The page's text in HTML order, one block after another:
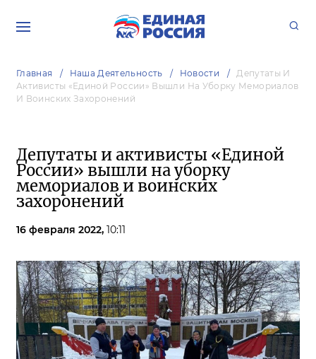
Главная Наша Деятельность Новости
Депутаты И
Активисты «Единой России» Вышли На Уборку Мемориалов
И Воинских Захоронений
Депутаты и активисты «Единой
России» вышли на уборку
мемориалов и воинских
захоронений
16 февраля 2022, 10:11